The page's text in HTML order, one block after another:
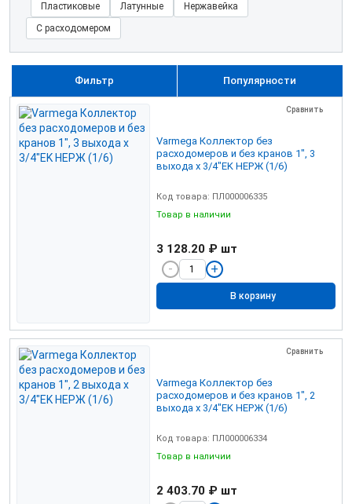
Пластиковые Латунные
Нержавейка
С расходомером
Популярности
Фильтр
Сравнить
Varmega Коллектор без
расходомеров и без кранов 1", 3
выхода x 3/4"EK НЕРЖ (1/6)
Код товара: ПЛ000006335
Товар в наличии
3 128.20 ₽ шт
В корзину
Сравнить
Varmega Коллектор без
расходомеров и без кранов 1", 2
выхода x 3/4"EK НЕРЖ (1/6)
Код товара: ПЛ000006334
Товар в наличии
2 403.70 ₽ шт